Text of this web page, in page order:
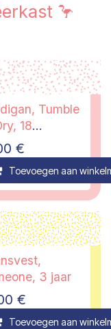
🦩
Compare
Tumble
18
€
Toevoegen aan
Compare
3 jaar
€
Toevoegen aan